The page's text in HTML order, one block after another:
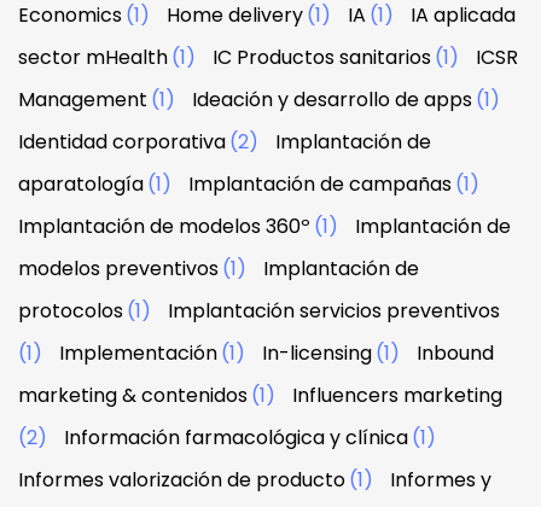
Economics(1) Home delivery(1) IA (1)
IA aplicada
sector mHealth(1) IC Productos sanitarios(1)
ICSR
Management (1) Ideación y desarrollo de apps(1)
Identidad corporativa(2)
Implantación de
aparatología(1) Implantación de campañas(1)
Implantación de modelos 360º (1)
Implantación de
modelos preventivos(1)
Implantación de
protocolos(1)
Implantación servicios preventivos
(1)
Implementación(1) In-licensing(1)
Inbound
marketing & contenidos(1)
Influencers marketing
(2)
Información farmacológica y clínica(1)
Informes valorización de producto(1)
Informes y